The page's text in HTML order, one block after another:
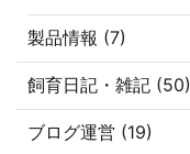
製品情報 (7)
飼育日記・雑記 (50)
ブログ運営 (19)